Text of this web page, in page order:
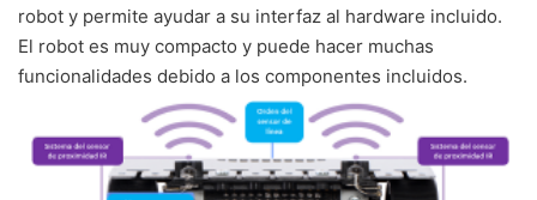
robot y permite ayudar a su interfaz al hardware incluido.
El robot es muy compacto y puede hacer muchas
funcionalidades debido a los componentes incluidos.